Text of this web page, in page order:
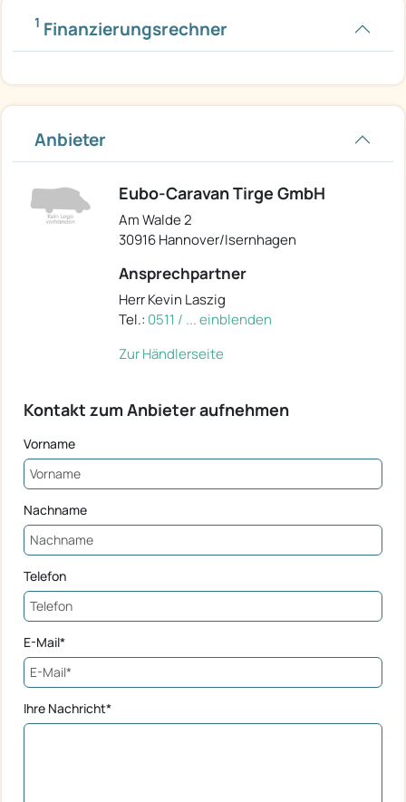
1 Finanzierungsrechner
Anbieter
Eubo-Caravan Tirge GmbH
Am Walde 2
30916 Hannover/Isernhagen
Ansprechpartner
Herr Kevin Laszig
Tel.: 0511 / ... einblenden
Zur Händlerseite
Kontakt zum Anbieter aufnehmen
Vorname
Nachname
Telefon
E-Mail*
Ihre Nachricht*